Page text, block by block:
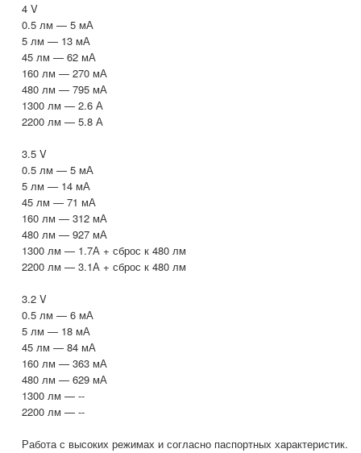
4 V
0.5 лм — 5 мА
5 лм — 13 мА
45 лм — 62 мА
160 лм — 270 мА
480 лм — 795 мА
1300 лм — 2.6 А
2200 лм — 5.8 А
3.5 V
0.5 лм — 5 мА
5 лм — 14 мА
45 лм — 71 мА
160 лм — 312 мА
480 лм — 927 мА
1300 лм — 1.7А + сброс к 480 лм
2200 лм — 3.1А + сброс к 480 лм
3.2 V
0.5 лм — 6 мА
5 лм — 18 мА
45 лм — 84 мА
160 лм — 363 мА
480 лм — 629 мА
1300 лм — --
2200 лм — --
Работа с высоких режимах и согласно паспортных характеристик.